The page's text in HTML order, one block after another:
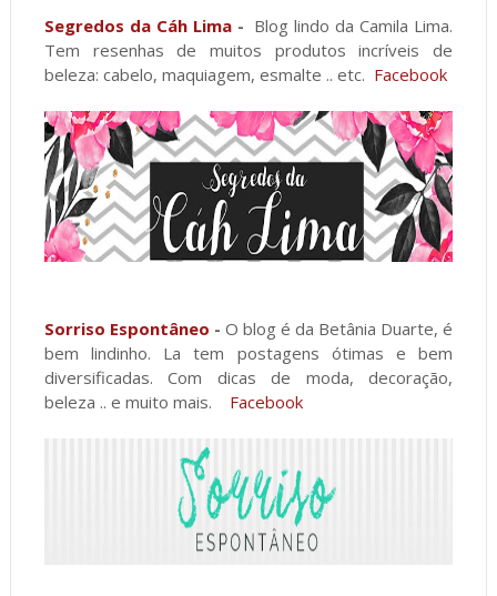
Segredos da Cáh Lima- Blog lindo da Camila Lima.
Tem resenhas de muitos produtos incríveis de
beleza: cabelo, maquiagem, esmalte .. etc. Facebook
Sorriso Espontâneo - O blog é da Betânia Duarte, é
bem lindinho. La tem postagens ótimas e bem
diversificadas. Com dicas de moda, decoração,
beleza .. e muito mais.
Facebook